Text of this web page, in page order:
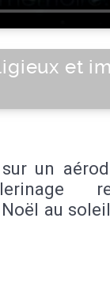
et
un
au